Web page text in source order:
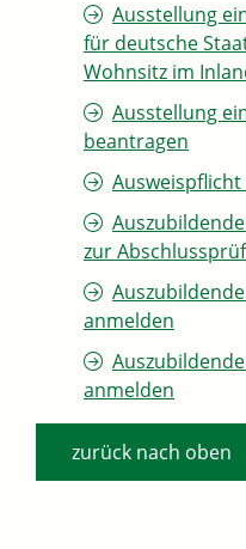
Ausstellung
für deutsche
Wohnsitz im
Ausstellung
beantragen
zur
anmelden
anmelden
zurück nach oben